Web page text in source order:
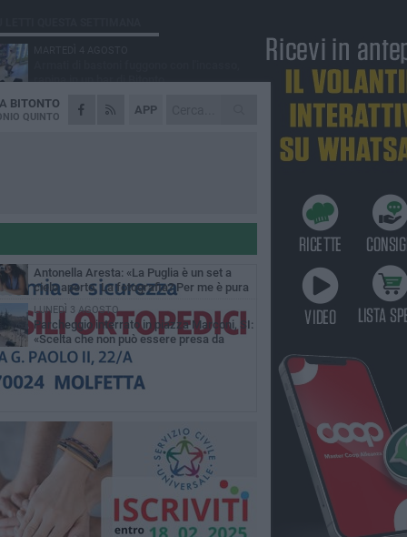
APP
BITONTO
QUINTO
rapina in un bar di Bitonto
VENERDÌ 31 LUGLIO
Furti d'auto, scoperta la banda tra Bitonto e
Fratelli d'Italia Bitonto: «Vicinanza alla
LUNEDÌ 3 AGOSTO
Antonella Aresta: «La Puglia è un set a
cielo aperto. La fotografia? Per me è pura
LUNEDÌ 3 AGOSTO
Parcheggio interrato in piazza Marconi, SI:
«Scelta che non può essere presa da